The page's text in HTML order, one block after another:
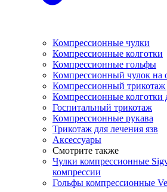
Компрессионные чулки
Компрессионные колготки
Компрессионные гольфы
Компрессионный чулок на
Компрессионный
Компрессионные колготки
Госпитальный трикотаж
Компрессионные рукава
Трикотаж для лечения язв
Аксессуары
Смотрите также
Чулки компрессионные
компрессии
Гольфы компрессионные